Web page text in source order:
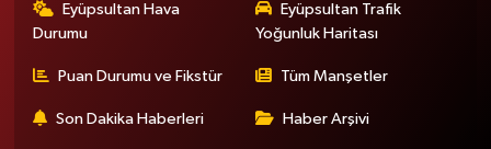
Eyüpsultan Hava
Durumu
Eyüpsultan Trafik
Yoğunluk Haritası
Puan Durumu ve Fikstür Tüm Manşetler
Son Dakika Haberleri Haber Arşivi